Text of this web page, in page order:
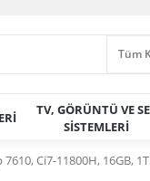
TV, GÖRÜNTÜ VE
SİSTEMLERİ
Ci7-11800H, 16GB,